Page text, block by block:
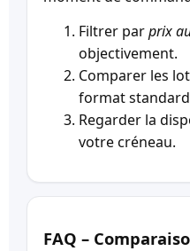
Filtrer parprix
objectivement.
Comparer les
format
Regarder la
votre créneau.
FAQ –